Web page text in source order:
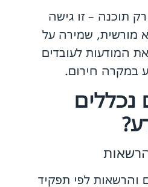
תוכנה – זו גישה
מורשית, שמירה על
המודעות לעובדים
במקרה חירום.
נכללים
לפי תפקיד